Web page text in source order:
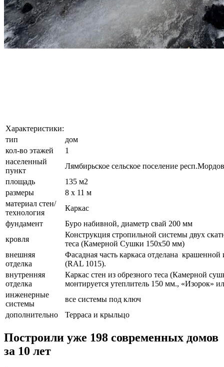
Характеристики:
тип
дом
кол-во этажей
1
населенный
пункт
Лямбирьское сельское поселение
площадь
135 м2
размеры
8 х 11 м
материал стен/
технология
Каркас
фундамент
Буро набивной, диаметр свай 200 мм
кровля
Конструкция стропильной системы двух
теса (Камерной Сушки 150х50 мм)
внешняя
отделка
Фасадная часть каркаса отделана крашенной
(RAL 1015).
внутренняя
отделка
Каркас стен из обрезного теса (Камерной
монтируется утеплитель 150 мм., «Изорок»
инженерные
системы
все системы под ключ
дополнительно
Терраса и крыльцо
Построили уже 198 современных домов
за 10 лет